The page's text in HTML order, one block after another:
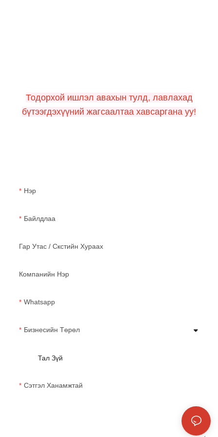
Тодорхой ишлэл авахын тулд, лавлахад
бүтээгдэхүүний жагсаалтаа хавсаргана уу!
Нэр
Байлдлаа
Гар Утас / Скстийн Хураах
Компанийн Нэр
Whatsapp
Бизнесийн Төрөл
Тал Зүй
Сэтгэл Ханамжтай